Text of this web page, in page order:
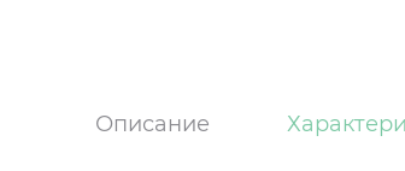
Описание